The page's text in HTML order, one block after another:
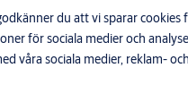
krom
du att vi sparar cookies
för sociala medier och
våra sociala medier, reklam-